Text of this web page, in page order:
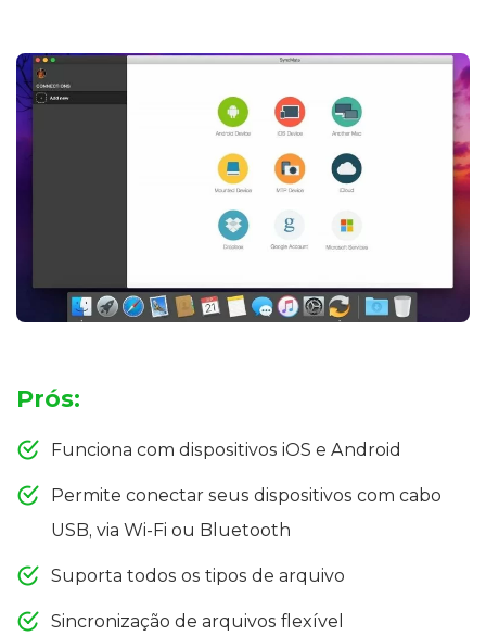
Prós:
Funciona com dispositivos iOS e Android
Permite conectar seus dispositivos com cabo
USB, via Wi-Fi ou Bluetooth
Suporta todos os tipos de arquivo
Sincronização de arquivos flexível